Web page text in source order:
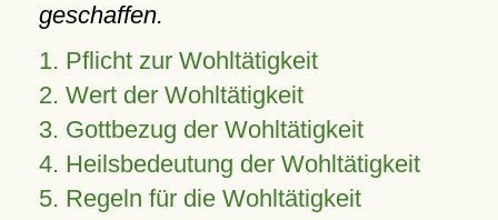
geschaffen.
1. Pflicht zur Wohltätigkeit
2. Wert der Wohltätigkeit
3. Gottbezug der Wohltätigkeit
4. Heilsbedeutung der Wohltätigkeit
5. Regeln für die Wohltätigkeit